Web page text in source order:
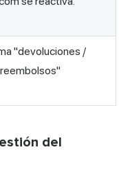
"devoluciones /
del